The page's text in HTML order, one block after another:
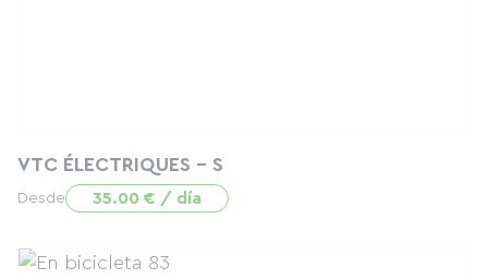
VTC ÉLECTRIQUES - S
Desde 35.00 € / día